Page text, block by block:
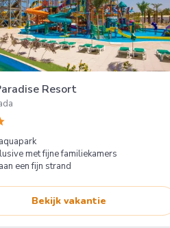
Resort
met fijne familiekamers
een fijn strand
Bekijk vakantie